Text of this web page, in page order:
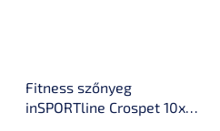
Fitness szőnyeg
inSPORTline Crospet 10x2